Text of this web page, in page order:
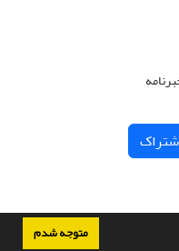
متوجه شدم